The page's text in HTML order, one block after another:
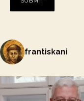
frantiskani